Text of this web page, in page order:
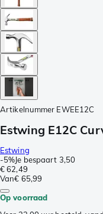
Artikelnummer EWEE12C
Estwing E12C
Estwing
-5%Je bespaart 3,50
€ 62,49
Van€ 65,99
Op voorraad